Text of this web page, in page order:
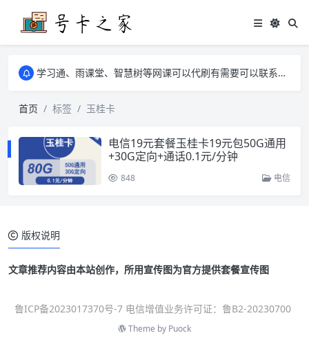
学习通、雨课堂、智慧树等网课可以代刷有需要可以联系邮箱i@tuzi.la
学习通、雨课堂、智慧树等网课可以代刷有需要可以联系邮箱i@tuzi.la
首页
标签 玉桂卡
电信19元套餐玉桂卡19元包50G通用
+30G定向+通话0.1元/分钟
848 电信
版权说明
文章推荐内容由本站创作，所用宣传图为官方提供套餐宣传图
鲁ICP备2023017370号-7 电信增值业务许可证：鲁B2-20230700
Theme by Puock